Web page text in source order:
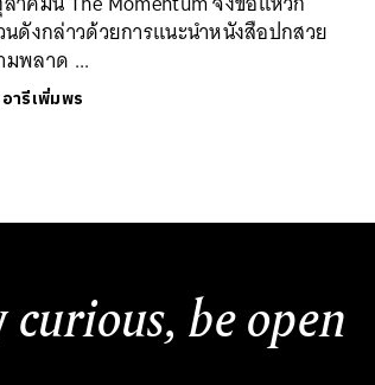
ดังกล่าวด้วยการแนะนำหนังสือปกสวย
มพลาด ...
ารีเพิ่มพร
curious, be open